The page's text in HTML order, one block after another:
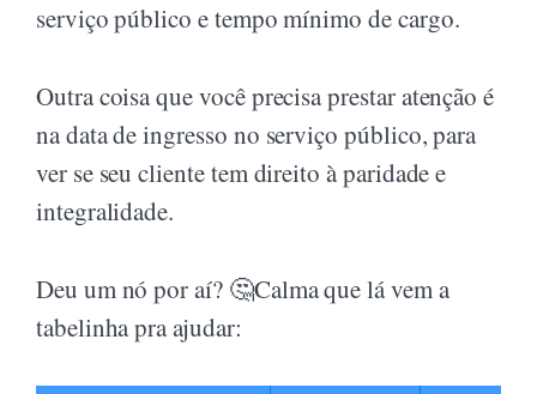
serviço público e tempo mínimo de cargo.
Outra coisa que você precisa prestar atenção é
na data de ingresso no serviço público, para
ver se seu cliente tem direito à paridade e
integralidade.
Deu um nó por aí? 🤔Calma que lá vem a
tabelinha pra ajudar: